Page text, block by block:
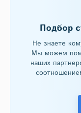
Подбор
Не знаете
Мы можем
наших